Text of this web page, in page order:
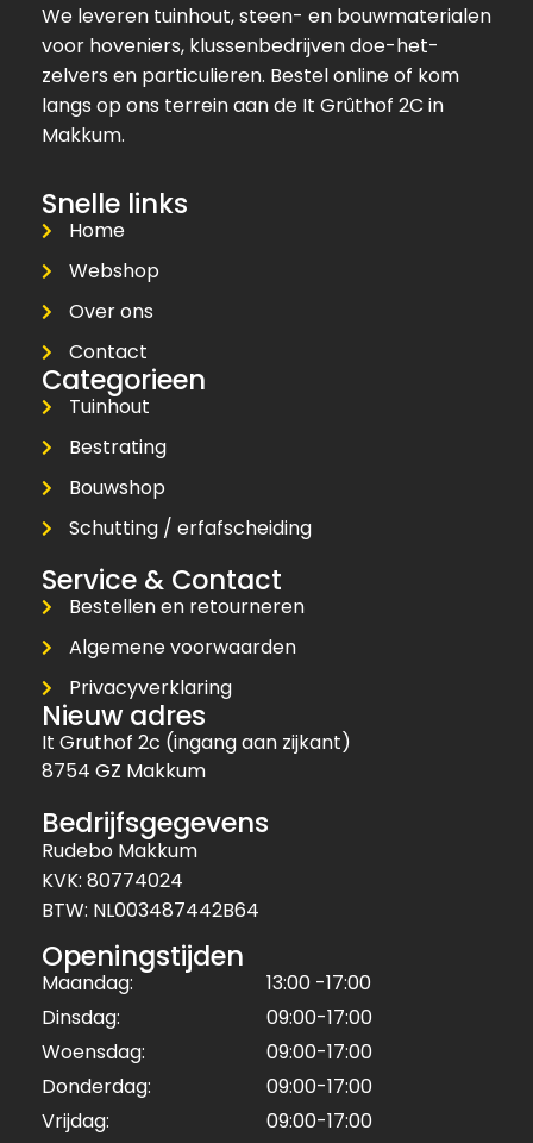
We leveren tuinhout, steen- en bouwmaterialen
voor hoveniers, klussenbedrijven doe-het-
zelvers en particulieren. Bestel online of kom
langs op ons terrein aan de It Grûthof 2C in
Makkum.
Snelle links
Home
Webshop
Over ons
Contact
Categorieen
Tuinhout
Bestrating
Bouwshop
Schutting / erfafscheiding
Service & Contact
Bestellen en retourneren
Algemene voorwaarden
Privacyverklaring
Nieuw adres
It Gruthof 2c (ingang aan zijkant)
8754 GZ Makkum
Bedrijfsgegevens
Rudebo Makkum
KVK: 80774024
BTW: NL003487442B64
Openingstijden
Maandag:
13:00 -17:00
Dinsdag:
09:00-17:00
Woensdag:
09:00-17:00
Donderdag:
09:00-17:00
Vrijdag:
09:00-17:00